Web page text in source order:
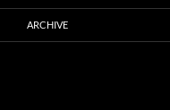
ARCHIVE